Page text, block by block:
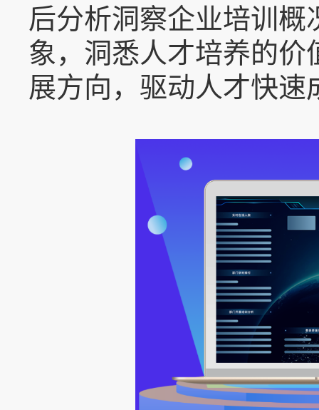
后分析洞察企业培训
象，洞悉人才培养的
展方向，驱动人才快速